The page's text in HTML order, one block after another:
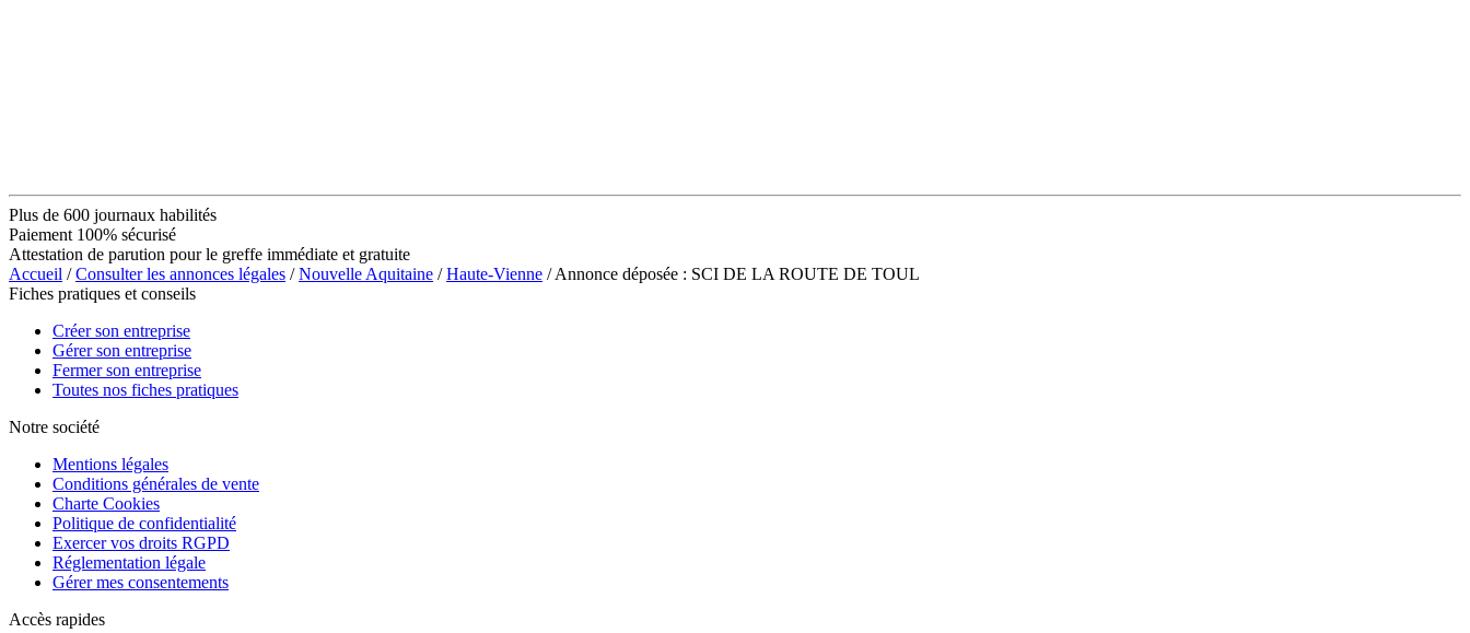
Plus de 600 journaux habilités
Paiement 100% sécurisé
Attestation de parution pour le greffe immédiate et gratuite
Accueil /Consulter les annonces légales /Nouvelle Aquitaine /Haute-Vienne / Annonce déposée : SCI DE LA ROUTE DE TOUL
Fiches pratiques et conseils
Créer son entreprise
Gérer son entreprise
Fermer son entreprise
Toutes nos fiches pratiques
Notre société
Mentions légales
Conditions générales de vente
Charte Cookies
Politique de confidentialité
Exercer vos droits RGPD
Réglementation légale
Gérer mes consentements
Accès rapides